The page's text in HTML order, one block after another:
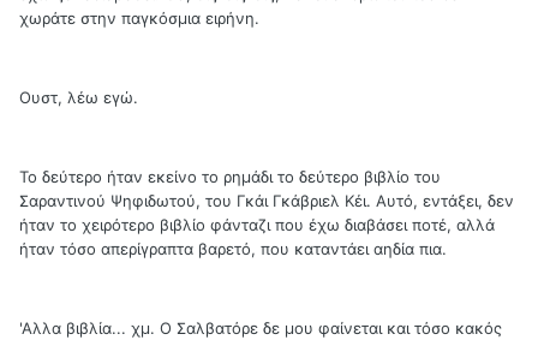
χωράτε στην παγκόσμια ειρήνη.
Ουστ, λέω εγώ.
Το δεύτερο ήταν εκείνο το ρημάδι το δεύτερο βιβλίο του
Σαραντινού Ψηφιδωτού, του Γκάι Γκάβριελ Κέι. Αυτό, εντάξει, δεν
ήταν το χειρότερο βιβλίο φάνταζι που έχω διαβάσει ποτέ, αλλά
ήταν τόσο απερίγραπτα βαρετό, που καταντάει αηδία πια.
'Αλλα βιβλία... χμ. Ο Σαλβατόρε δε μου φαίνεται και τόσο κακός